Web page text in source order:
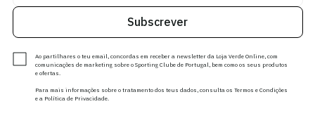
Subscrever
Ao partilhares o teu email, concordas em receber a newsletter da Loja Verde Online, com
comunicações de marketing sobre o Sporting Clube de Portugal, bem como os seus produtos
e ofertas.
Para mais informações sobre o tratamento dos teus dados, consulta os Termos e Condições
e a Política de Privacidade.